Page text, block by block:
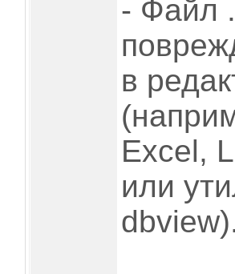
- Файл
в
Excel,
или